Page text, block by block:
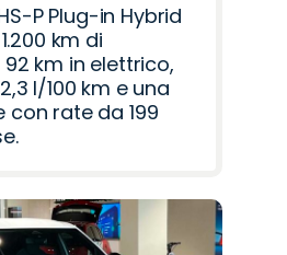
P Plug-in Hybrid
km di
km in elettrico,
l/100 km e una
con rate da 199